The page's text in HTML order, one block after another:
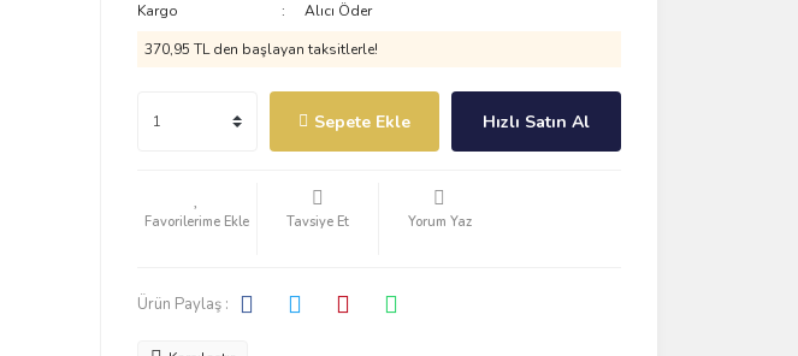
Kargo
Alıcı Öder
370,95 TL den başlayan taksitlerle!
Sepete Ekle Hızlı Satın Al
Tavsiye Et Yorum Yaz
Ürün Paylaş :